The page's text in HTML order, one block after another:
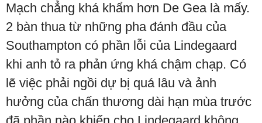
Mạch chẳng khá khẩm hơn De Gea là mấy.
2 bàn thua từ những pha đánh đầu của
Southampton có phần lỗi của Lindegaard
khi anh tỏ ra phản ứng khá chậm chạp. Có
lẽ việc phải ngồi dự bị quá lâu và ảnh
hưởng của chấn thương dài hạn mùa trước